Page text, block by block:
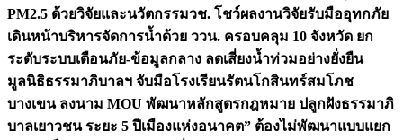
PM2.5 ด้วยวิจัยและนวัตกรรมวช. โชว์ผลงานวิจัยรับมืออุทกภัย
เดินหน้าบริหารจัดการน้ำด้วย ววน. ครอบคลุม 10 จังหวัด ยก
ระดับระบบเตือนภัย-ข้อมูลกลาง ลดเสี่ยงน้ำท่วมอย่างยั่งยืน
มูลนิธิธรรมาภิบาลฯ จับมือโรงเรียนรัตนโกสินทร์สมโภช
บางเขน ลงนาม MOU พัฒนาหลักสูตรกฎหมาย ปลูกฝังธรรมาภิ
บาลเยาวชน ระยะ 5 ปีเมืองแห่งอนาคต” ต้องไม่พัฒนาแบบแยก